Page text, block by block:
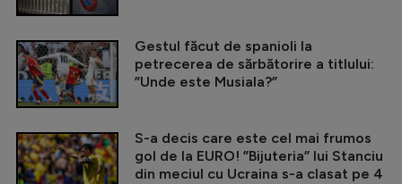
Gestul făcut de spanioli la
petrecerea de sărbătorire a titlului:
”Unde este Musiala?”
S-a decis care este cel mai frumos
gol de la EURO! ”Bijuteria” lui Stanciu
din meciul cu Ucraina s-a clasat pe 4